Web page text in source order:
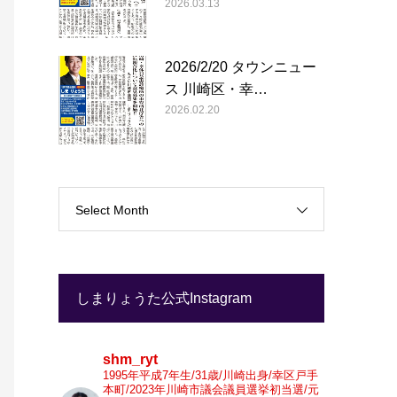
2026.03.13
2026/2/20 タウンニュー
ス 川崎区・幸…
2026.02.20
Select Month
しまりょうた公式Instagram
shm_ryt
1995年平成7年生/31歳/川崎出身/幸区戸手
本町/2023年川崎市議会議員選挙初当選/元